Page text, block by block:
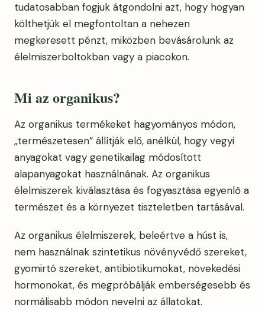
tudatosabban fogjuk átgondolni azt, hogy hogyan
költhetjük el megfontoltan a nehezen
megkeresett pénzt, miközben bevásárolunk az
élelmiszerboltokban vagy a piacokon.
Mi az organikus?
Az organikus termékeket hagyományos módon,
„természetesen” állítják elő, anélkül, hogy vegyi
anyagokat vagy genetikailag módosított
alapanyagokat használnának. Az organikus
élelmiszerek kiválasztása és fogyasztása egyenlő a
természet és a környezet tiszteletben tartásával.
Az organikus élelmiszerek, beleértve a húst is,
nem használnak szintetikus növényvédő szereket,
gyomirtó szereket, antibiotikumokat, növekedési
hormonokat, és megpróbálják emberségesebb és
normálisabb módon nevelni az állatokat.